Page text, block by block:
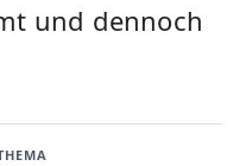
und dennoch